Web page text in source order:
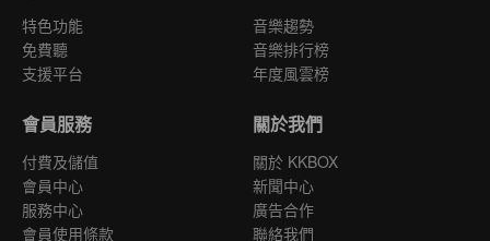
特色功能
免費聽
支援平台
音樂趨勢
音樂排行榜
年度風雲榜
會員服務
付費及儲值
會員中心
服務中心
會員使用條款
關於我們
關於 KKBOX
新聞中心
廣告合作
聯絡我們